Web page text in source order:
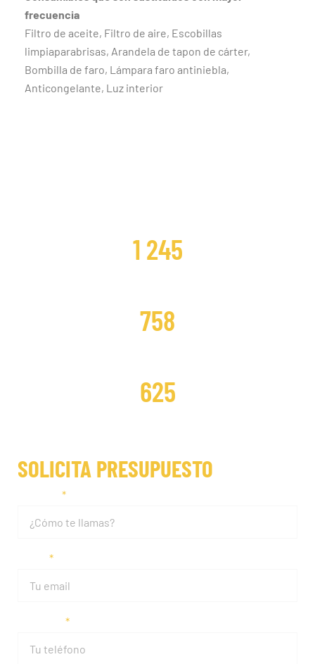
frecuencia
Filtro de aceite, Filtro de aire, Escobillas
limpiaparabrisas, Arandela de tapon de cárter,
Bombilla de faro, Lámpara faro antiniebla,
Anticongelante, Luz interior
SOLICITA PRESUPUESTO
1 245
758
625